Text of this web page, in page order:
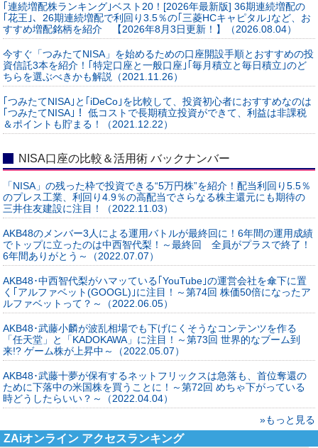
｢連続増配株ランキング｣ベスト20！[2026年最新版] 36期連続増配の
｢花王｣、26期連続増配で利回り3.5％の｢三菱HCキャピタル｣など、お
すすめ増配銘柄を紹介 【2026年8月3日更新！】（2026.08.04）
今すぐ「つみたてNISA」を始めるための口座開設手順とおすすめの投
資信託3本を紹介！｢特定口座と一般口座｣｢毎月積立と毎日積立｣のど
ちらを選ぶべきかも解説（2021.11.26）
｢つみたてNISA｣と｢iDeCo｣を比較して、投資初心者におすすめなのは
｢つみたてNISA｣！ 低コストで長期積立投資ができて、利益は非課税
＆ポイントも貯まる！（2021.12.22）
NISA口座の比較＆活用術 バックナンバー
「NISA」の残った枠で投資できる“5万円株”を紹介！配当利回り5.5％
のプレス工業、利回り4.9％の高配当でさらなる株主還元にも期待の
三井住友建設に注目！（2022.11.03）
AKB48のメンバー3人による運用バトルが最終回に！6年間の運用成績
でトップに立ったのは中西智代梨！～最終回 全員がプラスで終了！
6年間ありがとう～（2022.07.07）
AKB48･中西智代梨がハマッている｢YouTube｣の運営会社を傘下に置
く｢アルファベット(GOOGL)｣に注目！～第74回 株価50倍になったア
ルファベットって？～（2022.06.05）
AKB48･武藤小麟が波乱相場でも下げにくそうなコンテンツを作る
「任天堂」と「KADOKAWA」に注目！～第73回 世界的なブーム到
来!? ゲーム株が上昇中～（2022.05.07）
AKB48･武藤十夢が保有するネットフリックスは急落も、首位奪還の
ために下落中の米国株を買うことに！～第72回 めちゃ下がっている
時どうしたらいい？～（2022.04.04）
»もっと見る
ZAiオンライン アクセスランキング